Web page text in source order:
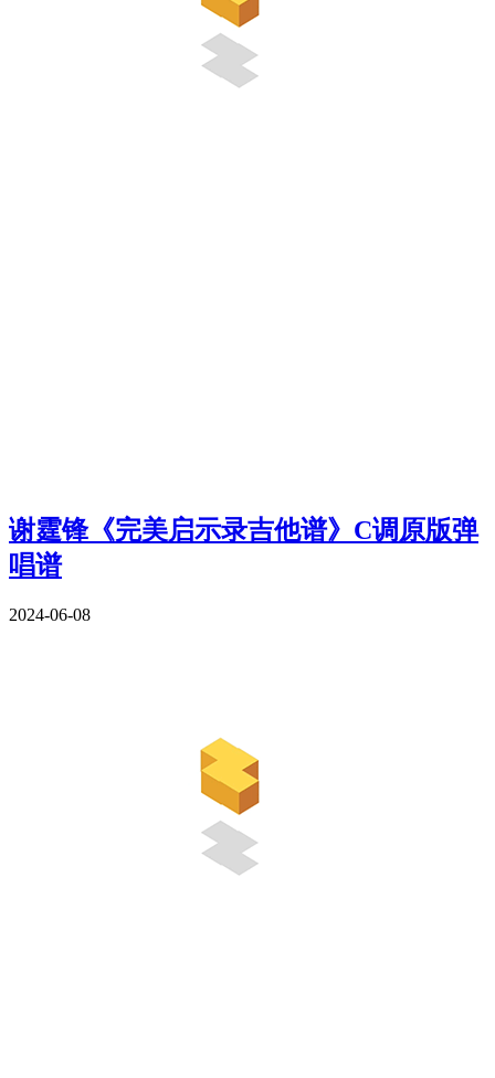
谢霆锋《完美启示录吉他谱》C调原版弹
唱谱
2024-06-08